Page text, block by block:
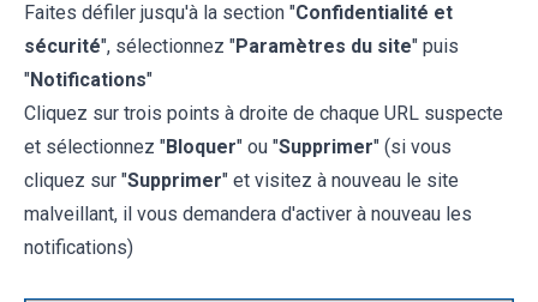
Faites défiler jusqu'à la section "Confidentialité et
sécurité", sélectionnez "Paramètres du site" puis
"Notifications"
Cliquez sur trois points à droite de chaque URL suspecte
et sélectionnez "Bloquer" ou "Supprimer" (si vous
cliquez sur "Supprimer" et visitez à nouveau le site
malveillant, il vous demandera d'activer à nouveau les
notifications)